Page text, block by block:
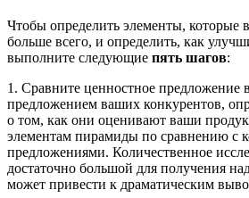
Чтобы определить элементы, которые
больше всего, и определить, как
выполните следующие пять шагов:
1. Сравните ценностное предложение
предложением ваших конкурентов,
о том, как они оценивают ваши
элементам пирамиды по сравнению с
предложениями. Количественное
достаточно большой для получения
может привести к драматическим